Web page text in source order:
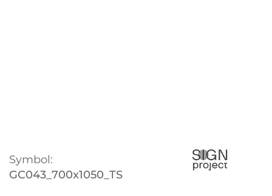
Symbol:
GC043_700x1050_TS